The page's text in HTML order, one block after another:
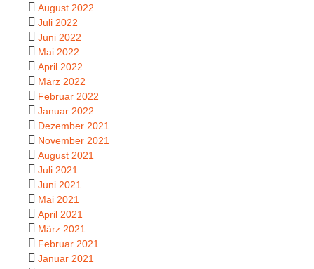
August 2022
Juli 2022
Juni 2022
Mai 2022
April 2022
März 2022
Februar 2022
Januar 2022
Dezember 2021
November 2021
August 2021
Juli 2021
Juni 2021
Mai 2021
April 2021
März 2021
Februar 2021
Januar 2021